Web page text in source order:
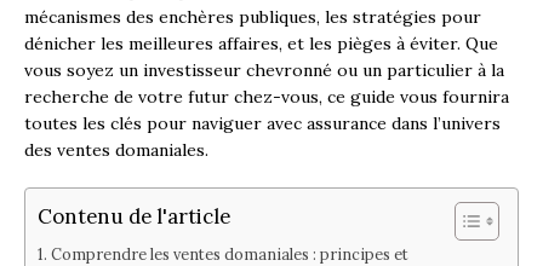
mécanismes des enchères publiques, les stratégies pour
dénicher les meilleures affaires, et les pièges à éviter. Que
vous soyez un investisseur chevronné ou un particulier à la
recherche de votre futur chez-vous, ce guide vous fournira
toutes les clés pour naviguer avec assurance dans l’univers
des ventes domaniales.
Contenu de l'article
Comprendre les ventes domaniales : principes et